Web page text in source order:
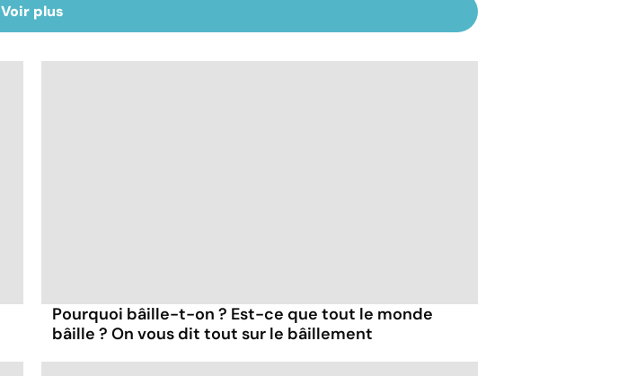
Voir plus
Pourquoi bâille-t-on ? Est-ce que tout le monde
bâille ? On vous dit tout sur le bâillement